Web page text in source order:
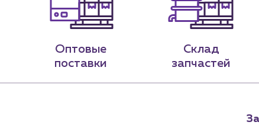
Оптовые
поставки
Склад
запчастей